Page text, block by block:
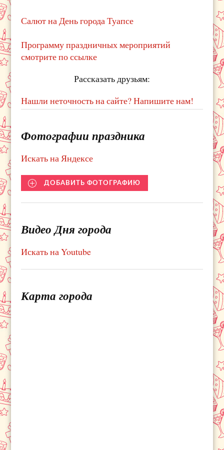
Салют на День города Туапсе
Программу праздничных мероприятий
смотрите по ссылке
Рассказать друзьям:
Нашли неточность на сайте? Напишите нам!
Фотографии праздника
Искать на Яндексе
ДОБАВИТЬ ФОТОГРАФИЮ
Видео Дня города
Искать на Youtube
Карта города